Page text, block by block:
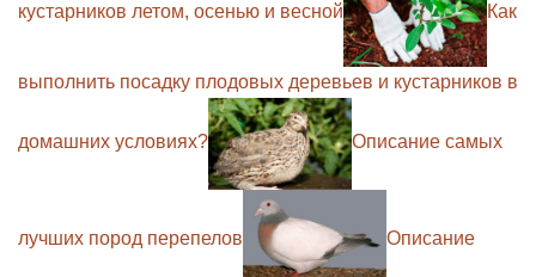
кустарников летом, осенью и весной Как
выполнить посадку плодовых деревьев и кустарников в
домашних условиях? Описание самых
лучших пород перепелов Описание